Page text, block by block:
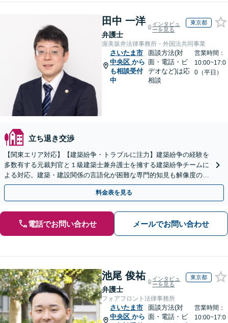
田中 一洋
弁護士
インタビュ
ーを見る
東京都
渥美坂井法律事務所・外国法共同事業
さいたま市
中央区 から
も相談受付
中
面談方法(対
面・電話・ビ
デオなど)は応
相談
営業時間：
10:00~17:0
0（平日）
立ち退き交渉
【関東エリア対応】【建築紛争・トラブルに注力】建築紛争の経験を
多数有する元裁判官と１級建築士兼弁護士を擁する建築紛争チームに
よる対応。建築・建設関係の言語化が困難な専門的知見も解像度の高
い主張・立証に転換し、複雑な建築紛争を決着へ導きます
料金表を見る
電話でお問い合わせ メールでお問い合わせ
池尾 俊祐
弁護士
インタビュ
ーを見る
東京都
フォアフロント法律事務所
さいたま市
中央区 から
面談方法(対
面・電話・ビ
営業時間：
10:00~17:0